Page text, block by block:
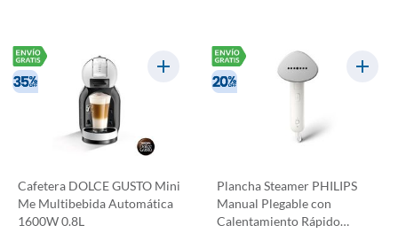
Cafetera DOLCE GUSTO Mini
Me Multibebida Automática
1600W 0.8L
Plancha Steamer PHILIPS
Manual Plegable con
Calentamiento Rápido